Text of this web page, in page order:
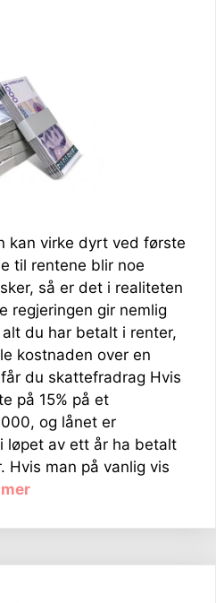
kan virke dyrt ved første
til rentene blir noe
så er det i realiteten
regjeringen gir nemlig
du har betalt i renter,
kostnaden over en
du skattefradrag Hvis
på 15% på et
og lånet er
løpet av ett år ha betalt
Hvis man på vanlig vis